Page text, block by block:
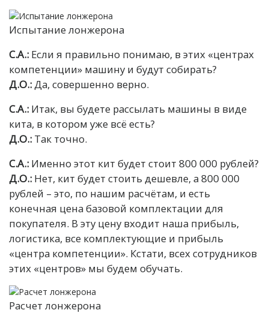
Испытание лонжерона
С.А.: Если я правильно понимаю, в этих «центрах
компетенции» машину и будут собирать?
Д.О.: Да, совершенно верно.
С.А.: Итак, вы будете рассылать машины в виде
кита, в котором уже всё есть?
Д.О.: Так точно.
С.А.: Именно этот кит будет стоит 800 000 рублей?
Д.О.: Нет, кит будет стоить дешевле, а 800 000
рублей – это, по нашим расчётам, и есть
конечная цена базовой комплектации для
покупателя. В эту цену входит наша прибыль,
логистика, все комплектующие и прибыль
«центра компетенции». Кстати, всех сотрудников
этих «центров» мы будем обучать.
Расчет лонжерона